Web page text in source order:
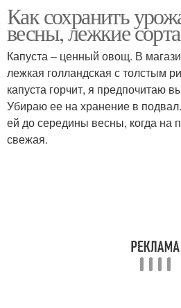
Капусты для хранения
Как сохранить
весны, лежкие сорта
Капуста – ценный овощ. В
лежкая голландская с толстым
капуста горчит, я предпочитаю
Убираю ее на хранение в
ей до середины весны, когда на
свежая.